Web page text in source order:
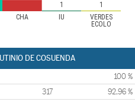
CHA IU
VERDES
ECOLO
1
1
DE COSUENDA
100 %
317 92,96 %